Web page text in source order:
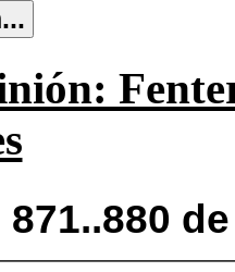
871..880